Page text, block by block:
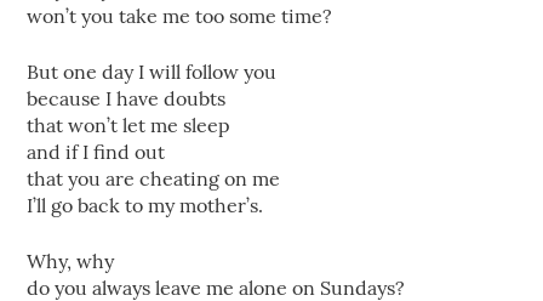
won’t you take me too some time?
But one day I will follow you
because I have doubts
that won’t let me sleep
and if I find out
that you are cheating on me
I’ll go back to my mother’s.
Why, why
do you always leave me alone on Sundays?